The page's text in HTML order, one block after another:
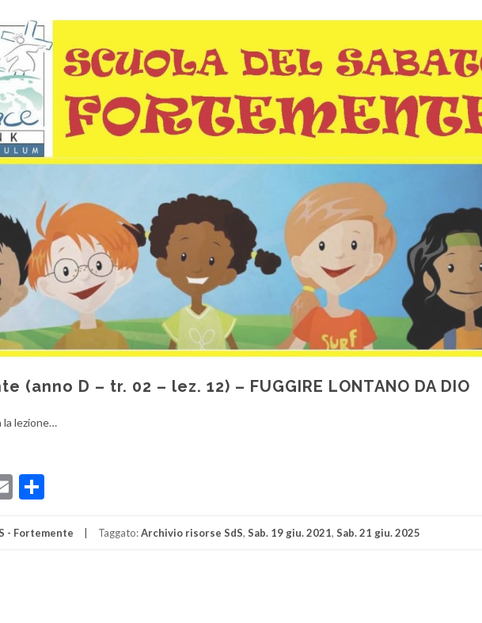
(anno D – tr. 02 – lez. 12) – FUGGIRE LONTANO DA DIO
la lezione…
Email
- Fortemente Taggato:Archivio risorse SdS, Sab. 19 giu. 2021, Sab. 21 giu. 2025